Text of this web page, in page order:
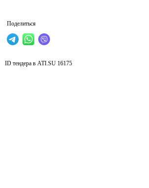
Поделиться
ID тендера в ATI.SU 16175